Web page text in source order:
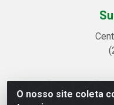
O nosso site coleta
Linhavix